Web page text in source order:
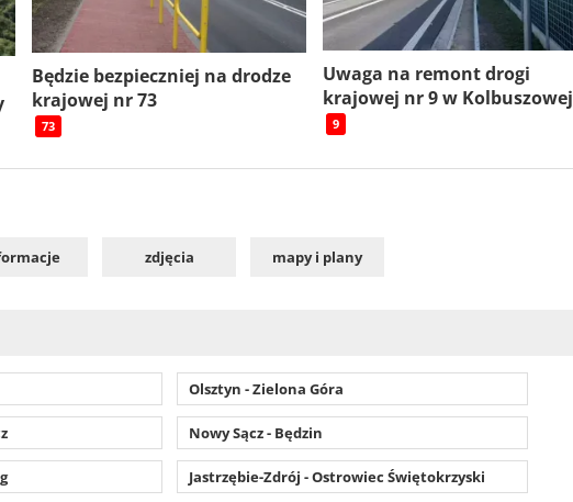
Będzie bezpieczniej na drodze
krajowej nr 73
73
Uwaga na remont drogi
krajowej nr 9 w Kolbuszowej
9
zdjęcia mapy i plany
Olsztyn - Zielona Góra
Nowy Sącz - Będzin
Jastrzębie-Zdrój - Ostrowiec Świętokrzyski